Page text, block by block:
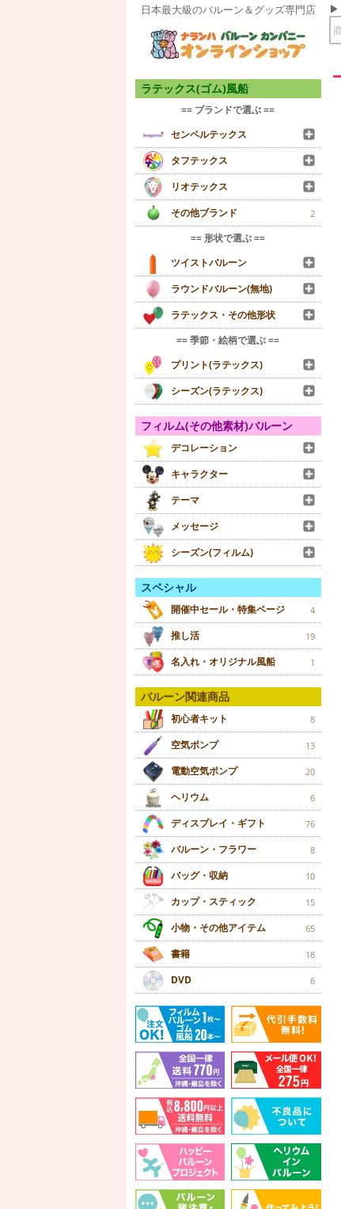
日本最大級のバルーン＆グッズ専門店
ラテックス(ゴム)風船
== ブランドで選ぶ ==
センペルテックス
タフテックス
リオテックス
その他ブランド
2
== 形状で選ぶ ==
ツイストバルーン
ラウンドバルーン(無地)
ラテックス・その他形状
== 季節・絵柄で選ぶ ==
プリント(ラテックス)
シーズン(ラテックス)
フィルム(その他素材)バルーン
デコレーション
キャラクター
テーマ
メッセージ
シーズン(フィルム)
スペシャル
開催中セール・特集ページ 4
推し活 19
名入れ・オリジナル風船 1
バルーン関連商品
初心者キット 8
空気ポンプ 13
電動空気ポンプ 20
ヘリウム 6
ディスプレイ・ギフト 76
バルーン・フラワー 8
バッグ・収納 10
カップ・スティック 15
小物・その他アイテム 65
書籍 18
DVD 6